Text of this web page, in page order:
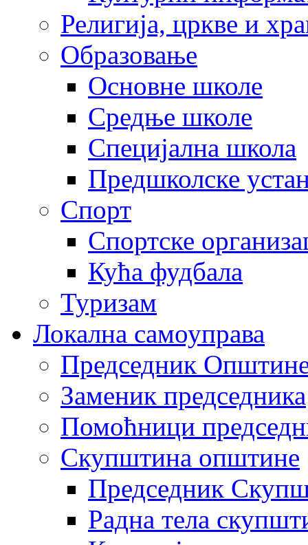
Религија, цркве и
Образовање
Основне школе
Средње школе
Специјална школа
Предшколске
Спорт
Спортске
Кућа фудбала
Туризам
Локална самоуправа
Председник
Заменик председника
Помоћници
Скупштина општине
Председник
Радна тела